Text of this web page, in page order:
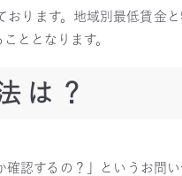
ります。地域別最低賃金
ととなります。
は？
認するの？」というお問